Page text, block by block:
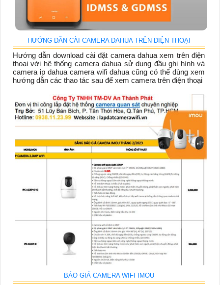
HƯỚNG DẪN CÀI CAMERA DAHUA TRÊN ĐIỆN THOẠI
Hướng dẫn download cài đặt camera dahua xem trên điện
thoại với hệ thống camera dahua sử dụng đầu ghi hình và
camera ip dahua camera wifi dahua cũng có thể dùng xem
hướng dẫn các thao tác sau để xem camera trên điện thoại
BÁO GIÁ CAMERA WIFI IMOU